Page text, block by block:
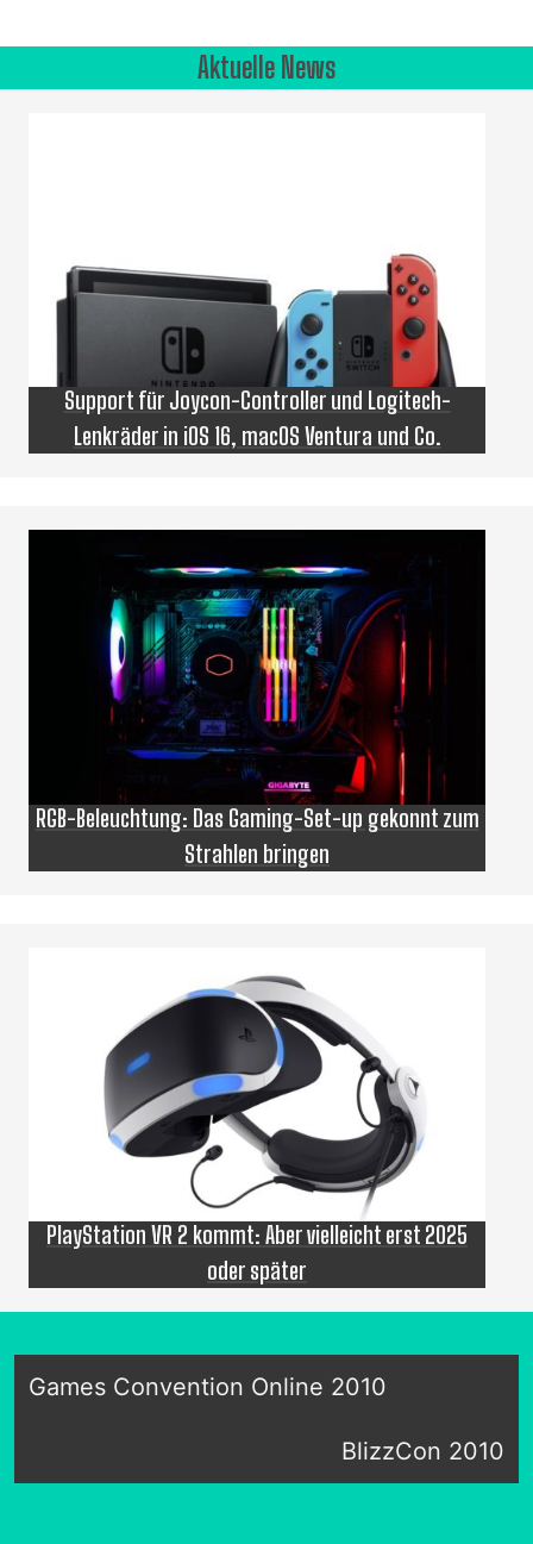
Aktuelle News
Support für Joycon-Controller und Logitech-
Lenkräder in iOS 16, macOS Ventura und Co.
RGB-Beleuchtung: Das Gaming-Set-up gekonnt zum
Strahlen bringen
PlayStation VR 2 kommt: Aber vielleicht erst 2025
oder später
Games Convention Online 2010
BlizzCon 2010